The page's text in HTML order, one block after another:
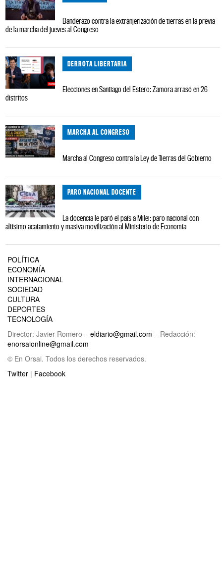
Banderazo contra la extranjerización de tierras en la previa
de la marcha del jueves al Congreso
DERROTA LIBERTARIA
Elecciones en Santiago del Estero: Zamora arrasó en 26
distritos
MARCHA AL CONGRESO
Marcha al Congreso contra la Ley de Tierras del Gobierno
PARO NACIONAL DOCENTE
La docencia le paró el país a Milei: paro nacional con
altísimo acatamiento y masiva movilización al Ministerio de Economía
POLÍTICA
ECONOMÍA
INTERNACIONAL
SOCIEDAD
CULTURA
DEPORTES
TECNOLOGÍA
Director: Javier Romero – eldiario@gmail.com – Redacción:
enorsaionline@gmail.com
© En Orsai. Todos los derechos reservados.
Twitter | Facebook